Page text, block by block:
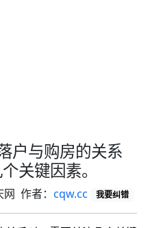
户与购房的关系
关键因素。
网 作者：cqw.cc 我要纠错